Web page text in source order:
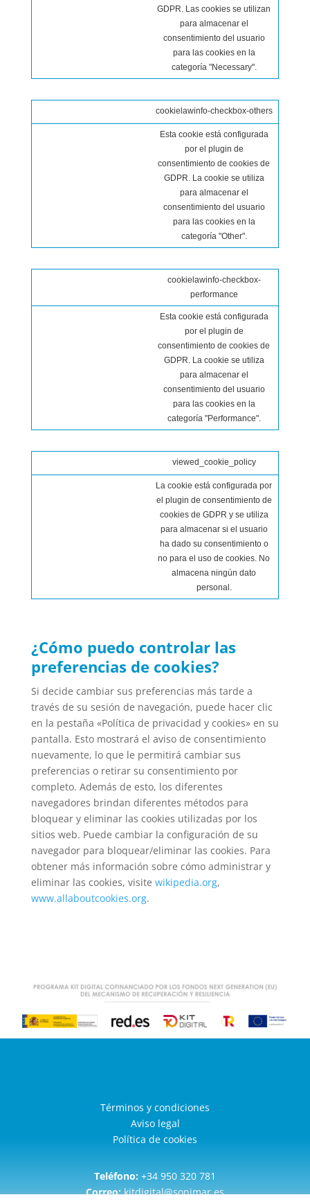
GDPR. Las cookies se utilizan
para almacenar el
consentimiento del usuario
para las cookies en la
categoría "Necessary".
cookielawinfo-checkbox-others
Esta cookie está configurada
por el plugin de
consentimiento de cookies de
GDPR. La cookie se utiliza
para almacenar el
consentimiento del usuario
para las cookies en la
categoría "Other".
cookielawinfo-checkbox-
performance
Esta cookie está configurada
por el plugin de
consentimiento de cookies de
GDPR. La cookie se utiliza
para almacenar el
consentimiento del usuario
para las cookies en la
categoría "Performance".
viewed_cookie_policy
La cookie está configurada por
el plugin de consentimiento de
cookies de GDPR y se utiliza
para almacenar si el usuario
ha dado su consentimiento o
no para el uso de cookies. No
almacena ningún dato
personal.
¿Cómo puedo controlar las
preferencias de cookies?
Si decide cambiar sus preferencias más tarde a
través de su sesión de navegación, puede hacer clic
en la pestaña «Política de privacidad y cookies» en su
pantalla. Esto mostrará el aviso de consentimiento
nuevamente, lo que le permitirá cambiar sus
preferencias o retirar su consentimiento por
completo. Además de esto, los diferentes
navegadores brindan diferentes métodos para
bloquear y eliminar las cookies utilizadas por los
sitios web. Puede cambiar la configuración de su
navegador para bloquear/eliminar las cookies. Para
obtener más información sobre cómo administrar y
eliminar las cookies, visite wikipedia.org,
www.allaboutcookies.org.
Términos y condiciones
Aviso legal
Política de cookies
Teléfono: +34 950 320 781
Correo:kitdigital@sonimar.es